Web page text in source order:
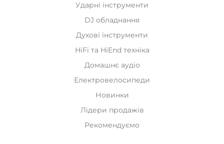
Духові інструменти
HiFi та HiEnd техніка
Домашнє аудіо
Електровелосипеди
Новинки
Лідери продажів
Рекомендуємо
Інформація